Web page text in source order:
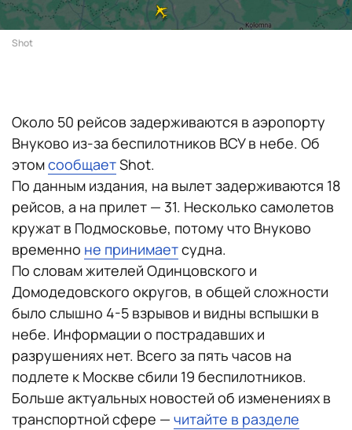
Shot
Около 50 рейсов задерживаются в аэропорту
Внуково из-за беспилотников ВСУ в небе. Об
этомсообщаетShot.
По данным издания, на вылет задерживаются 18
рейсов, а на прилет — 31. Несколько самолетов
кружат в Подмосковье, потому что Внуково
временно не принимаетсудна.
По словам жителей Одинцовского и
Домодедовского округов, в общей сложности
было слышно 4-5 взрывов и видны вспышки в
небе. Информации о пострадавших и
разрушениях нет. Всего за пять часов на
подлете к Москве сбили 19 беспилотников.
Больше актуальных новостей об изменениях в
транспортной сфере — читайте в разделе